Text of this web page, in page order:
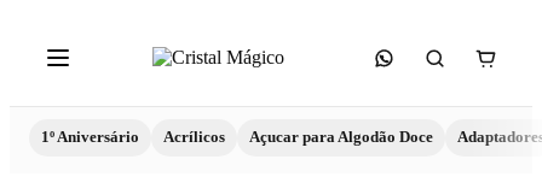
1º Aniversário Acrílicos Açucar para Algodão Doce